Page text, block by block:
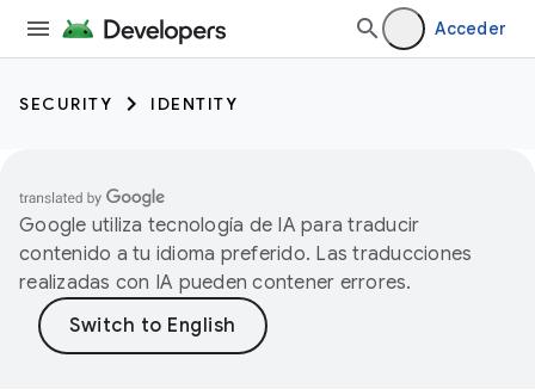
Acceder
SECURITY IDENTITY
Google utiliza tecnología de IA para traducir
contenido a tu idioma preferido. Las traducciones
realizadas con IA pueden contener errores.